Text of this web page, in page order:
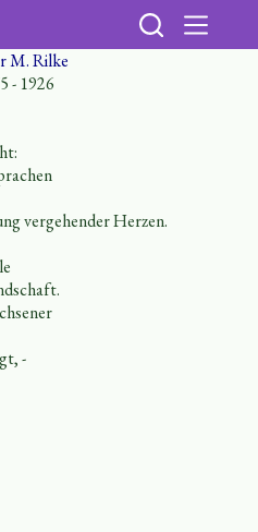
M. Rilke
- 1926
vergehender Herzen.
-